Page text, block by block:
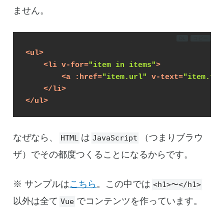
ません。
<ul>
<li v-for="item in items">
<a :href="item.url" v-text=
</li>
</ul>
なぜなら、 HTML は JavaScript
（つまりブラウ
ザ）でその都度つくることになるからです。
※ サンプルはこちら。この中では <h1>〜</h1>
以外は全て Vue でコンテンツを作っています。